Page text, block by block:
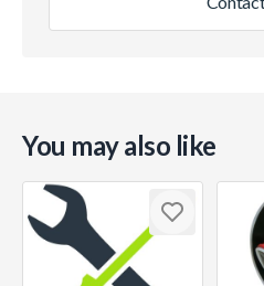
You may also like